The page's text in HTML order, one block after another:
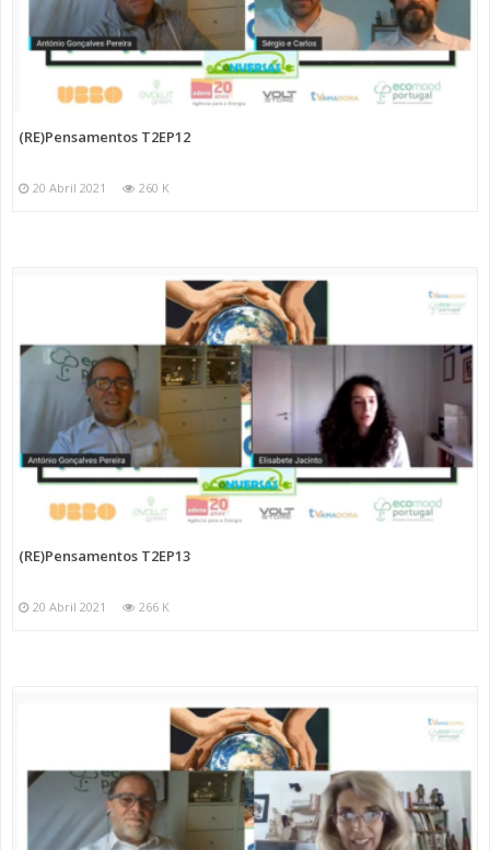
(RE)Pensamentos T2EP12
20 Abril 2021 260 K
(RE)Pensamentos T2EP13
20 Abril 2021 266 K